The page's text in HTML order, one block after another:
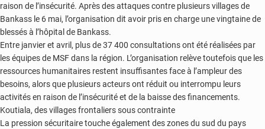
raison de l’insécurité. Après des attaques contre plusieurs villages de
Bankass le 6 mai, l’organisation dit avoir pris en charge une vingtaine de
blessés à l’hôpital de Bankass.
Entre janvier et avril, plus de 37 400 consultations ont été réalisées par
les équipes de MSF dans la région. L’organisation relève toutefois que les
ressources humanitaires restent insuffisantes face à l’ampleur des
besoins, alors que plusieurs acteurs ont réduit ou interrompu leurs
activités en raison de l’insécurité et de la baisse des financements.
Koutiala, des villages frontaliers sous contrainte
La pression sécuritaire touche également des zones du sud du pays